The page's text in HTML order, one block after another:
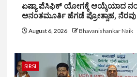
ಏಷ್ಯಾ ಪೆಸಿಫಿಕ್ ಯೋಗಕ್ಕೆ ಆಯ್ಕೆಯಾದ
ಅನಂತಮೂರ್ತಿ ಹೆಗಡೆ ಪ್ರೋತ್ಸಾಹ, ನೆರವು
August 6, 2026 Bhavanishankar Naik
SIRSI